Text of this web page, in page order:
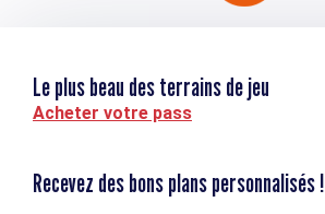
Le plus beau des terrains de jeu
Acheter votre pass
Recevez des bons plans personnalisés !